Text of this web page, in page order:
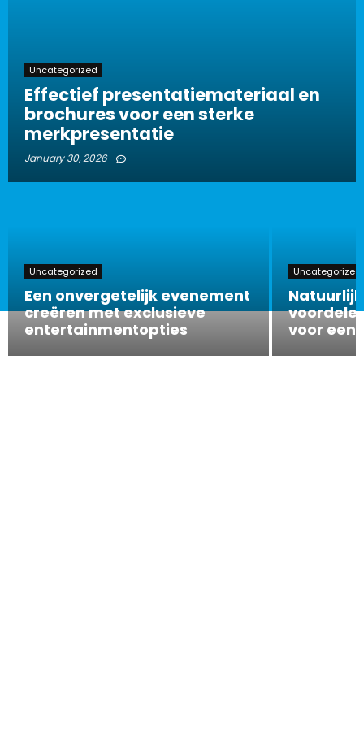
Uncategorized
Effectief presentatiemateriaal en
brochures voor een sterke
merkpresentatie
January 30, 2026
Uncategorized
Een onvergetelijk evenement
creëren met exclusieve
entertainmentopties
Uncategorized
voor een